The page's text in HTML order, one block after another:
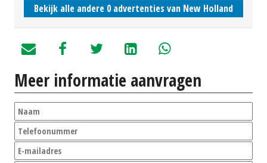
Bekijk alle andere 0 advertenties van New Holland
Meer informatie aanvragen